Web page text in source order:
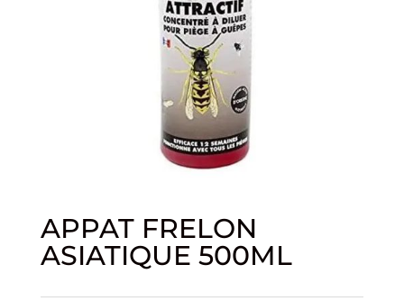
APPAT FRELON
ASIATIQUE 500ML